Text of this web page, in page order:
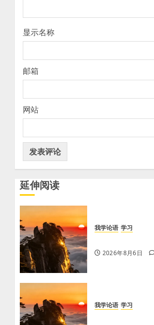
显示名称
邮箱
网站
延伸阅读
我学论语 学习
2026年8月6日
我学论语 学习